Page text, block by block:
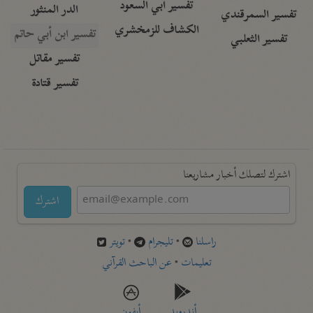
تفسير السمرقندي
تفسير الثعلبي
تفسير أبي السعود
الكشاف للزمخشري
الدر المنثور
تفسير ابن أبي حاتم
تفسير مقاتل
تفسير قتادة
اشترك لتصلك أخبار مشاريعنا
اشترك
راسلنا •تليجرام •تويتر
تعليمات •عن الباحث القرآني